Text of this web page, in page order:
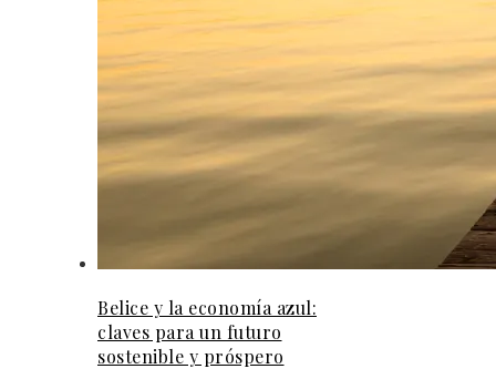
Belice y la economía azul:
claves para un futuro
sostenible y próspero